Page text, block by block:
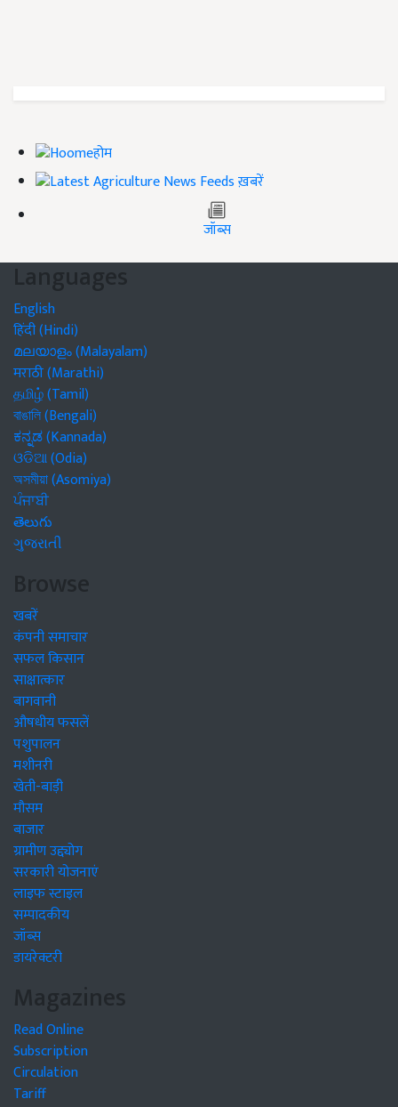
होम
ख़बरें
जॉब्स
Languages
English
हिंदी (Hindi)
മലയാളം (Malayalam)
मराठी (Marathi)
தமிழ் (Tamil)
বাঙালি (Bengali)
ಕನ್ನಡ (Kannada)
ଓଡିଆ (Odia)
অসমীয়া (Asomiya)
ਪੰਜਾਬੀ
తెలుగు
ગુજરાતી
Browse
खबरें
कंपनी समाचार
सफल किसान
साक्षात्कार
बागवानी
औषधीय फसलें
पशुपालन
मशीनरी
खेती-बाड़ी
मौसम
बाजार
ग्रामीण उद्द्योग
सरकारी योजनाएं
लाइफ स्टाइल
सम्पादकीय
जॉब्स
डायरेक्टरी
Magazines
Read Online
Subscription
Circulation
Tariff